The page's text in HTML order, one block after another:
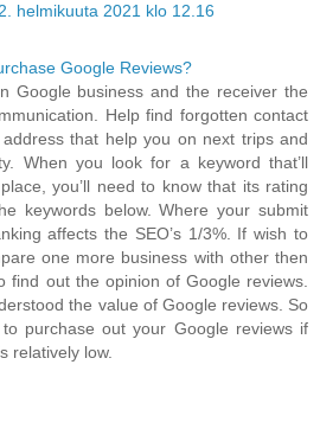
2. helmikuuta 2021 klo 12.16
Google Reviews?
Google business and the receiver the
Help find forgotten contact
that help you on next trips and
When you look for a keyword that’ll
you’ll need to know that its rating
keywords below. Where your submit
affects the SEO’s 1/3%. If wish to
one more business with other then
find out the opinion of Google reviews.
the value of Google reviews. So
to purchase out your Google reviews if
relatively low.